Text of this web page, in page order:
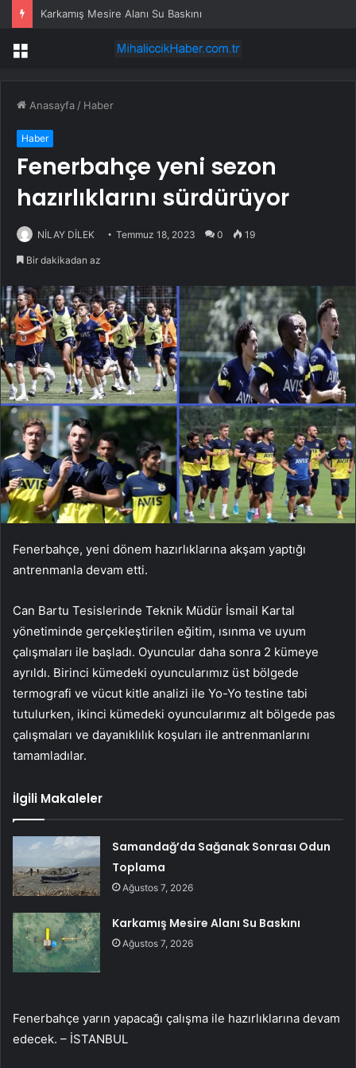
Karkamış Mesire Alanı Su Baskını
Menü
Anasayfa / Haber
Haber
Fenerbahçe yeni sezon
hazırlıklarını sürdürüyor
NİLAY DİLEK Temmuz 18, 2023 0 19
Bir dakikadan az
Fenerbahçe, yeni dönem hazırlıklarına akşam yaptığı
antrenmanla devam etti.
Can Bartu Tesislerinde Teknik Müdür İsmail Kartal
yönetiminde gerçekleştirilen eğitim, ısınma ve uyum
çalışmaları ile başladı. Oyuncular daha sonra 2 kümeye
ayrıldı. Birinci kümedeki oyuncularımız üst bölgede
termografi ve vücut kitle analizi ile Yo-Yo testine tabi
tutulurken, ikinci kümedeki oyuncularımız alt bölgede pas
çalışmaları ve dayanıklılık koşuları ile antrenmanlarını
tamamladılar.
İlgili Makaleler
Samandağ’da Sağanak Sonrası Odun
Toplama
Ağustos 7, 2026
Karkamış Mesire Alanı Su Baskını
Ağustos 7, 2026
Fenerbahçe yarın yapacağı çalışma ile hazırlıklarına devam
edecek. – İSTANBUL